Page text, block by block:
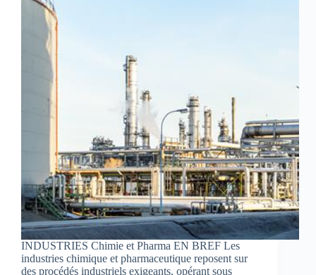
INDUSTRIES Chimie et Pharma EN BREF Les
industries chimique et pharmaceutique reposent sur
des procédés industriels exigeants, opérant sous